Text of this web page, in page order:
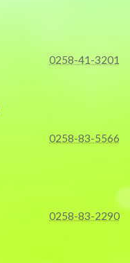
0258-41-3201
0258-83-5566
0258-83-2290